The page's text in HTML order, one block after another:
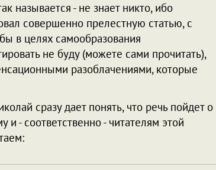
называется - не знает никто, ибо
совершенно прелестную статью, с
в целях самообразования
не буду (можете сами прочитать),
разоблачениями, которые
сразу дает понять, что речь пойдет о
- соответственно - читателям этой